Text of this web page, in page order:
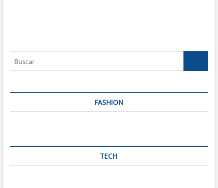
FASHION
TECH